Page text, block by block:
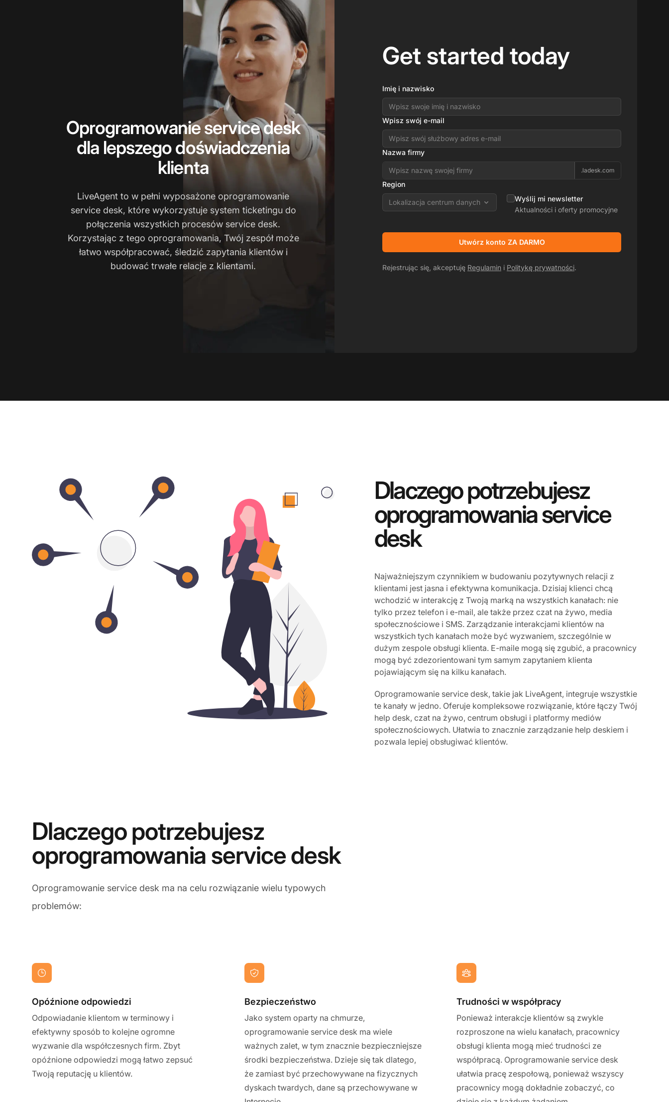
Oprogramowanie service desk
dla lepszego doświadczenia
klienta
LiveAgent to w pełni wyposażone oprogramowanie
service desk, które wykorzystuje system ticketingu do
połączenia wszystkich procesów service desk.
Korzystając z tego oprogramowania, Twój zespół może
łatwo współpracować, śledzić zapytania klientów i
budować trwałe relacje z klientami.
Get started today
Imię i nazwisko
Wpisz swój e-mail
Nazwa firmy
.ladesk.com
Region
Lokalizacja centrum danych
Wyślij mi newsletter
Aktualności i oferty promocyjne
Utwórz konto ZA DARMO
Rejestrując się, akceptuję Regulamin i Politykę prywatności.
Dlaczego potrzebujesz
oprogramowania service
desk
Najważniejszym czynnikiem w budowaniu pozytywnych relacji z
klientami jest jasna i efektywna komunikacja. Dzisiaj klienci chcą
wchodzić w interakcję z Twoją marką na wszystkich kanałach: nie
tylko przez telefon i e-mail, ale także przez czat na żywo, media
społecznościowe i SMS. Zarządzanie interakcjami klientów na
wszystkich tych kanałach może być wyzwaniem, szczególnie w
dużym zespole obsługi klienta. E-maile mogą się zgubić, a pracownicy
mogą być zdezorientowani tym samym zapytaniem klienta
pojawiającym się na kilku kanałach.
Oprogramowanie service desk, takie jak LiveAgent, integruje wszystkie
te kanały w jedno. Oferuje kompleksowe rozwiązanie, które łączy Twój
help desk, czat na żywo, centrum obsługi i platformy mediów
społecznościowych. Ułatwia to znacznie zarządzanie help deskiem i
pozwala lepiej obsługiwać klientów.
Dlaczego potrzebujesz
oprogramowania service desk
Oprogramowanie service desk ma na celu rozwiązanie wielu typowych
problemów:
Opóźnione odpowiedzi
Odpowiadanie klientom w terminowy i
efektywny sposób to kolejne ogromne
wyzwanie dla współczesnych firm. Zbyt
opóźnione odpowiedzi mogą łatwo zepsuć
Twoją reputację u klientów.
Bezpieczeństwo
Jako system oparty na chmurze,
oprogramowanie service desk ma wiele
ważnych zalet, w tym znacznie bezpieczniejsze
środki bezpieczeństwa. Dzieje się tak dlatego,
że zamiast być przechowywane na fizycznych
dyskach twardych, dane są przechowywane w
Trudności w współpracy
Ponieważ interakcje klientów są zwykle
rozproszone na wielu kanałach, pracownicy
obsługi klienta mogą mieć trudności ze
współpracą. Oprogramowanie service desk
ułatwia pracę zespołową, ponieważ wszyscy
pracownicy mogą dokładnie zobaczyć, co